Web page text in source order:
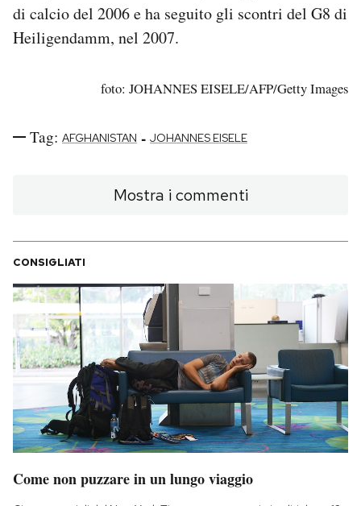
di calcio del 2006 e ha seguito gli scontri del G8 di
Heiligendamm, nel 2007.
foto: JOHANNES EISELE/AFP/Getty Images
Tag: AFGHANISTAN - JOHANNES EISELE
Mostra i commenti
CONSIGLIATI
Come non puzzare in un lungo viaggio